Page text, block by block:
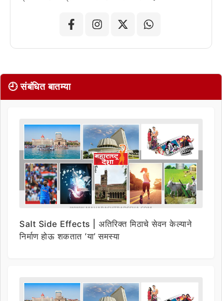
🕘 संबंधित बातम्या
Salt Side Effects | अतिरिक्त मिठाचे सेवन केल्याने
निर्माण होऊ शकतात ‘या’ समस्या